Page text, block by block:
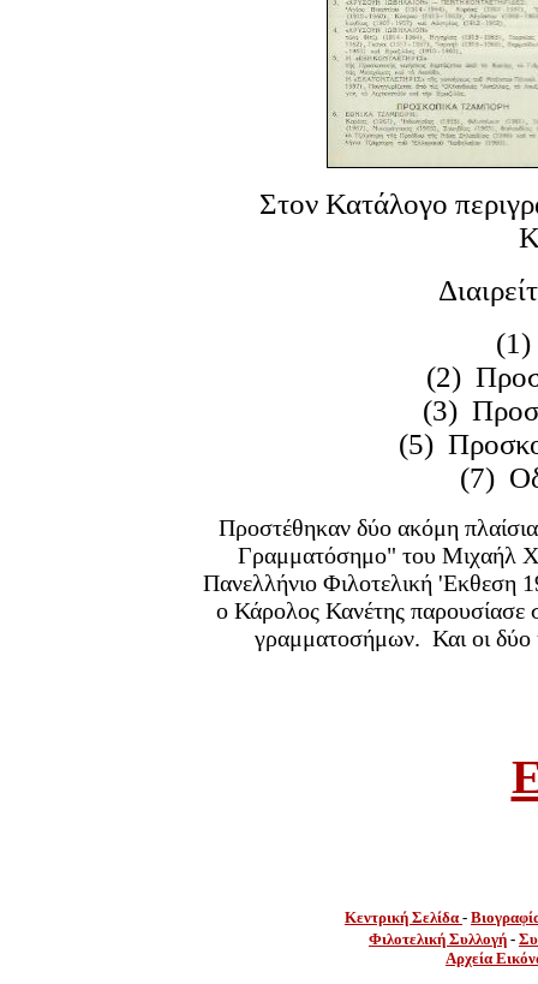
Στον Κατάλογο
(2)
(3)
(5)
(7)
Προστέθηκαν δύο ακόμη
Γραμματόσημο" του Μιχαήλ
Πανελλήνιο Φιλοτελική 'Εκθεση
ο Κάρολος Κανέτης
γραμματοσήμων. Και οι
Κεντρική Σελίδα -
Φιλοτελική Συλλογή -
Αρχεία